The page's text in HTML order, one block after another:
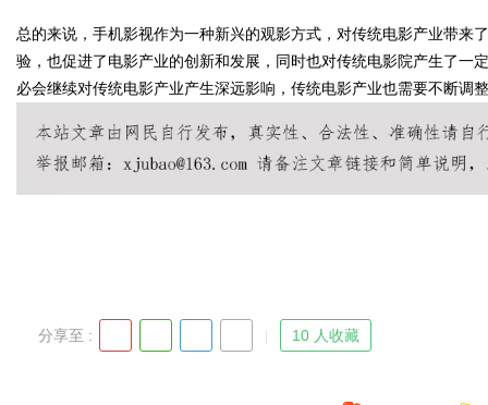
总的来说，手机影视作为一种新兴的观影方式，对传统电影产业带来
验，也促进了电影产业的创新和发展，同时也对传统电影院产生了一
必会继续对传统电影产业产生深远影响，传统电影产业也需要不断调
分享至 : 10 人收藏